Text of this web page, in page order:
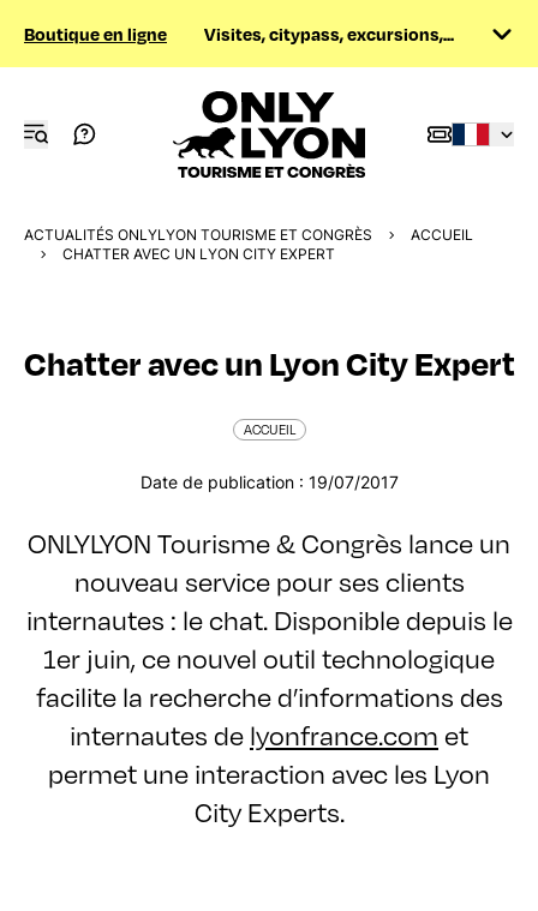
Boutique en ligne Visites, citypass, excursions,...
ACTUALITÉS ONLYLYON TOURISME ET CONGRÈS
ACCUEIL
CHATTER AVEC UN LYON CITY EXPERT
Chatter avec un Lyon City Expert
ACCUEIL
Date de publication : 19/07/2017
ONLYLYON Tourisme & Congrès lance un
nouveau service pour ses clients
internautes : le chat. Disponible depuis le
1er juin, ce nouvel outil technologique
facilite la recherche d’informations des
internautes delyonfrance.comet
permet une interaction avec les Lyon
City Experts.